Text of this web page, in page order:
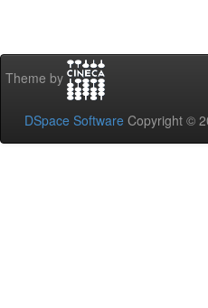
Theme by
DSpace Software Copyright ©